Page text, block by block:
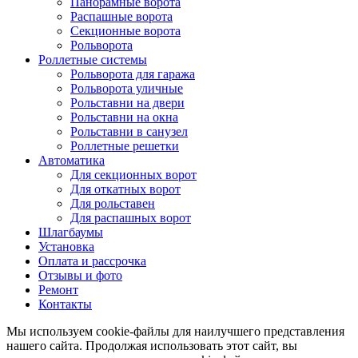
Распашные ворота
Секционные ворота
Рольворота
Роллетные системы
Рольворота для гаража
Рольворота уличные
Рольставни на двери
Рольставни на окна
Рольставни в санузел
Роллетные решетки
Автоматика
Для секционных ворот
Для откатных ворот
Для рольставен
Для распашных ворот
Шлагбаумы
Установка
Оплата и рассрочка
Отзывы и фото
Ремонт
Контакты
Мы используем cookie-файлы для наилучшего представления
нашего сайта. Продолжая использовать этот сайт, вы